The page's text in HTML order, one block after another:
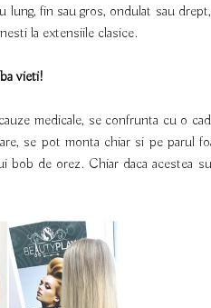
lung, fin sau gros, ondulat sau
la extensiile clasice.
vieti!
medicale, se confrunta cu o
se pot monta chiar si pe parul
bob de orez. Chiar daca